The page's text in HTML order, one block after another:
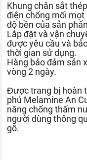
Khung chân sắt
điện chống mối
độ bền của sản
Lắp đặt và vận
được yêu cầu và
thời gian sử dụng.
Hàng bảo đảm sản
vòng 2 ngày.
Được trang bị hoàn
phủ Melamine An
năng chống thấm
người dùng thông
gỗ.